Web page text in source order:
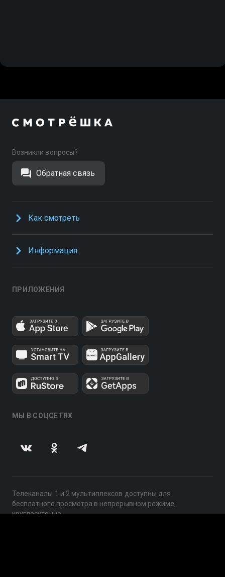
Возникли вопросы?
Обратная связь
Как смотреть
Информация
ПРИЛОЖЕНИЯ
МЫ В СОЦСЕТЯХ
Телеканалы 1 и 2 мультиплексов доступны для
бесплатного просмотра в непрерывном режиме,
круглосуточно.